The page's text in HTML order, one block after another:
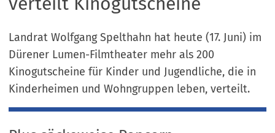
Landrat Wolfgang Spelthahn hat heute (17. Juni) im
Dürener Lumen-Filmtheater mehr als 200
Kinogutscheine für Kinder und Jugendliche, die in
Kinderheimen und Wohngruppen leben, verteilt.